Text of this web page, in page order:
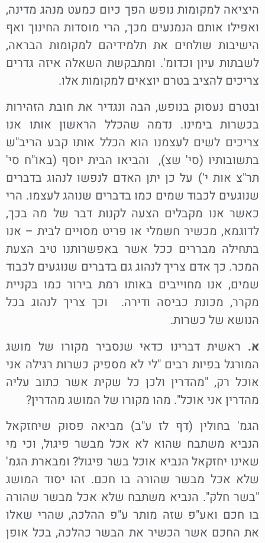
היציאה למקומות נופש הפך כיום כמעט מנהג מדינה,
ואפילו אותם הנמנעים מכך, הרי מוסדות החינוך ואף
הישיבות שולחים את תלמידיהם למקומות הבראה,
לשבתות עיון וכדומ'. ומתבקשת השאלה איזה גדרים
צריכים להציב בטרם יוצאים למקומות אלו.
ובטרם נעסוק בנופש, הבה ונגדיר את חובת הזהירות
בכשרות בימינו. נדמה שהכלל הראשון אותו אנו
צריכים לשים לעצמנו הוא הכלל אותו קבע הריב"ש
בתשובותיו (סי' שצ), והביאו הבית יוסף (באו"ח סי'
תר"צ אות י') על כן יתן האדם לנפשו לנהוג בדברים
שנוגעים לכבוד שמים כמו בדברים שנוהג לעצמו. הרי
כאשר אנו מקבלים הצעה לקנות דבר של מה בכך,
לדוגמא, מכשיר חשמלי או פריט מסויים לבית – אנו
בתחילה מבררים ככל אשר באפשרותנו טיב הצעת
המכר. כך אדם צריך לנהוג גם בדברים שנוגעים לכבוד
שמים, אנו מחוייבים באותו רמת בירור כמו בקניית
מקרר, מכונת כביסה ודירה. וכך צריך לנהוג בכל
הנושא של כשרות.
א. ראשית דברינו כדאי שנסביר מקורו של מושג
המורגל בפיות רבים "לי לא מספיק כשרות רגילה אני
אוכל רק, "מהדרין ולכן כל שקית אשר כתוב עליה
מהדרין אני אוכל". מהו מקורו של המושג מהדרין?
הגמ' בחולין (דף לז ע"ב) מביאה פסוק שיחזקאל
הנביא משתבח שהוא לא אכל מבשר פיגול, וכי מי
שאינו יחזקאל הנביא אוכל בשר פיגול? ומבארת הגמ'
שלא אכל מבשר שהורה בו חכם. זהו יסוד המושג
"בשר חלק". הנביא משתבח שלא אכל מבשר שהורה
בו חכם ואע"פ שזה מותר ע"פ ההלכה, שהרי שאלו
את החכם אשר הכשיר את הבשר כהלכה, בכל אופן